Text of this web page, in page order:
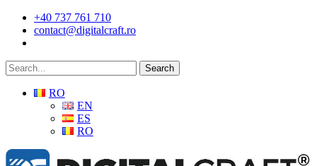
Skip
main
+40 737 761 710
contact@digitalcraft.ro
Search
RO
EN
ES
RO